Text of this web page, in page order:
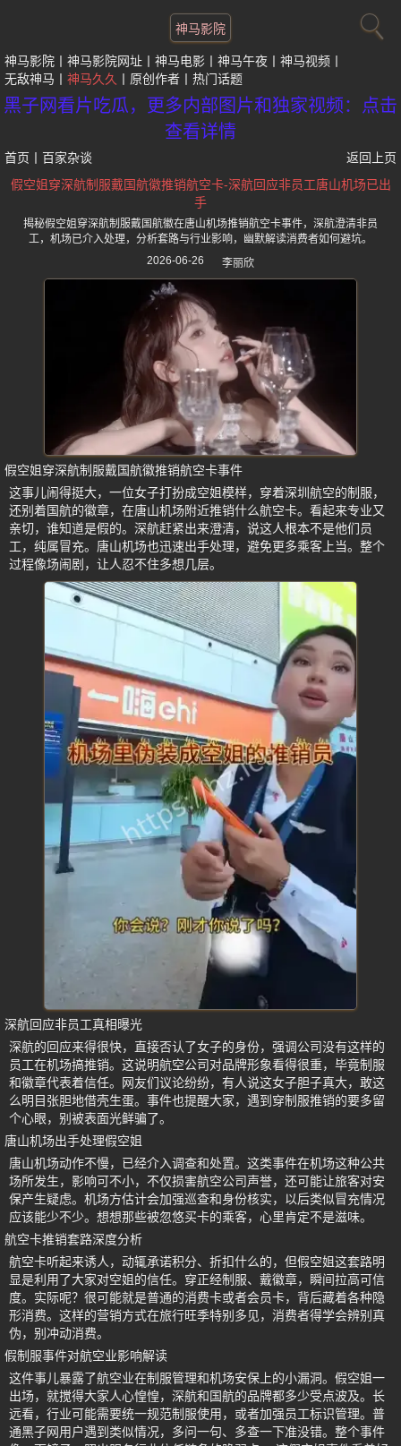
神马影院
神马影院 神马影院网址 神马电影 神马午夜
神马视频
无敌神马
神马久久 原创作者 热门话题
黑子网看片吃瓜，更多内部图片和独家视频：点击
查看详情
首页 百家杂谈
返回上页
假空姐穿深航制服戴国航徽推销航空卡-深航回应非员工唐山机场已出
手
揭秘假空姐穿深航制服戴国航徽在唐山机场推销航空卡事件，深航澄清非员
工，机场已介入处理，分析套路与行业影响，幽默解读消费者如何避坑。
2026-06-26
李丽欣
假空姐穿深航制服戴国航徽推销航空卡事件
这事儿闹得挺大，一位女子打扮成空姐模样，穿着深圳航空的制服，
还别着国航的徽章，在唐山机场附近推销什么航空卡。看起来专业又
亲切，谁知道是假的。深航赶紧出来澄清，说这人根本不是他们员
工，纯属冒充。唐山机场也迅速出手处理，避免更多乘客上当。整个
过程像场闹剧，让人忍不住多想几层。
深航回应非员工真相曝光
深航的回应来得很快，直接否认了女子的身份，强调公司没有这样的
员工在机场搞推销。这说明航空公司对品牌形象看得很重，毕竟制服
和徽章代表着信任。网友们议论纷纷，有人说这女子胆子真大，敢这
么明目张胆地借壳生蛋。事件也提醒大家，遇到穿制服推销的要多留
个心眼，别被表面光鲜骗了。
唐山机场出手处理假空姐
唐山机场动作不慢，已经介入调查和处置。这类事件在机场这种公共
场所发生，影响可不小，不仅损害航空公司声誉，还可能让旅客对安
保产生疑虑。机场方估计会加强巡查和身份核实，以后类似冒充情况
应该能少不少。想想那些被忽悠买卡的乘客，心里肯定不是滋味。
航空卡推销套路深度分析
航空卡听起来诱人，动辄承诺积分、折扣什么的，但假空姐这套路明
显是利用了大家对空姐的信任。穿正经制服、戴徽章，瞬间拉高可信
度。实际呢？很可能就是普通的消费卡或者会员卡，背后藏着各种隐
形消费。这样的营销方式在旅行旺季特别多见，消费者得学会辨别真
伪，别冲动消费。
假制服事件对航空业影响解读
这件事儿暴露了航空业在制服管理和机场安保上的小漏洞。假空姐一
出场，就搅得大家人心惶惶，深航和国航的品牌都多少受点波及。长
远看，行业可能需要统一规范制服使用，或者加强员工标识管理。普
通黑子网用户遇到类似情况，多问一句、多查一下准没错。整个事件